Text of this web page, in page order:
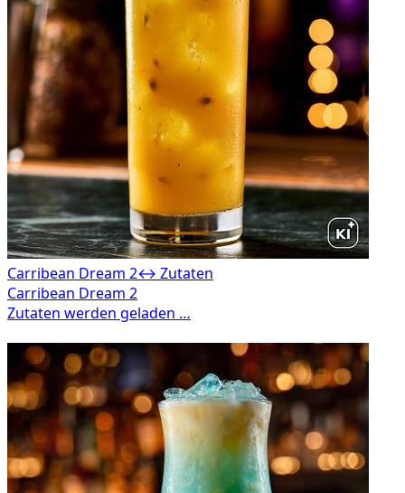
Carribean Dream 2↔ Zutaten